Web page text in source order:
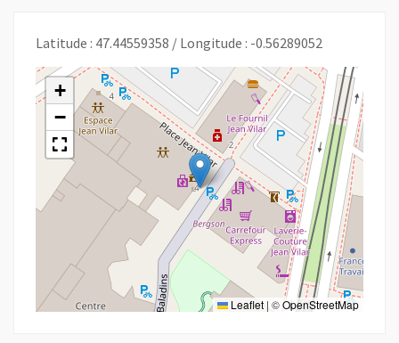
Latitude : 47.44559358 / Longitude : -0.56289052
+
−
Leaflet | ©OpenStreetMap